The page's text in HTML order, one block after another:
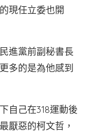
現任立委也開
進黨前副秘書長
多的是為他感到
自己在318運動後
厭惡的柯文哲，